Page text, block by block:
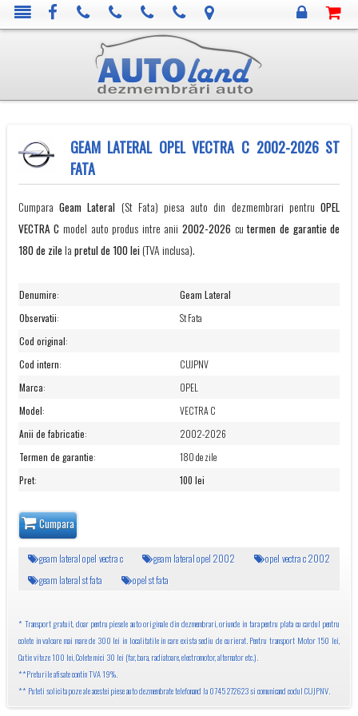
GEAM LATERAL OPEL VECTRA C 2002-2026 ST
FATA
CumparaGeam Lateral (St Fata) piesa auto din dezmembrari pentruOPEL
VECTRA C model auto produs intre anii2002-2026 cutermen de garantie de
180 de zile la pretul de 100 lei(TVA inclusa).
Denumire:
Geam Lateral
Observatii:
St Fata
Cod original:
Cod intern:
CUJPNV
Marca:
OPEL
Model:
VECTRA C
Anii de fabricatie:
2002-2026
Termen de garantie:
180 de zile
Pret: 100 lei
Cumpara
geam lateral opel vectra c geam lateral opel 2002
opel vectra c 2002
geam lateral st fata
opel st fata
* Transport gratuit, doar pentru piesele auto originale din dezmembrari, oriunde in tara pentru plata cu cardul pentru
colete in valoare mai mare de 300 lei in localitatile in care exista sediu de curierat. Pentru transport Motor 150 lei,
Cutie viteze 100 lei, Colete mici 30 lei (far, bara, radiatoare, electromotor, alternator etc.).
**Preturile afisate contin TVA 19%.
** Puteti solicita poze ale acestei piese auto dezmembrate telefonand la 0745 272623 si comunicand codul CUJPNV.